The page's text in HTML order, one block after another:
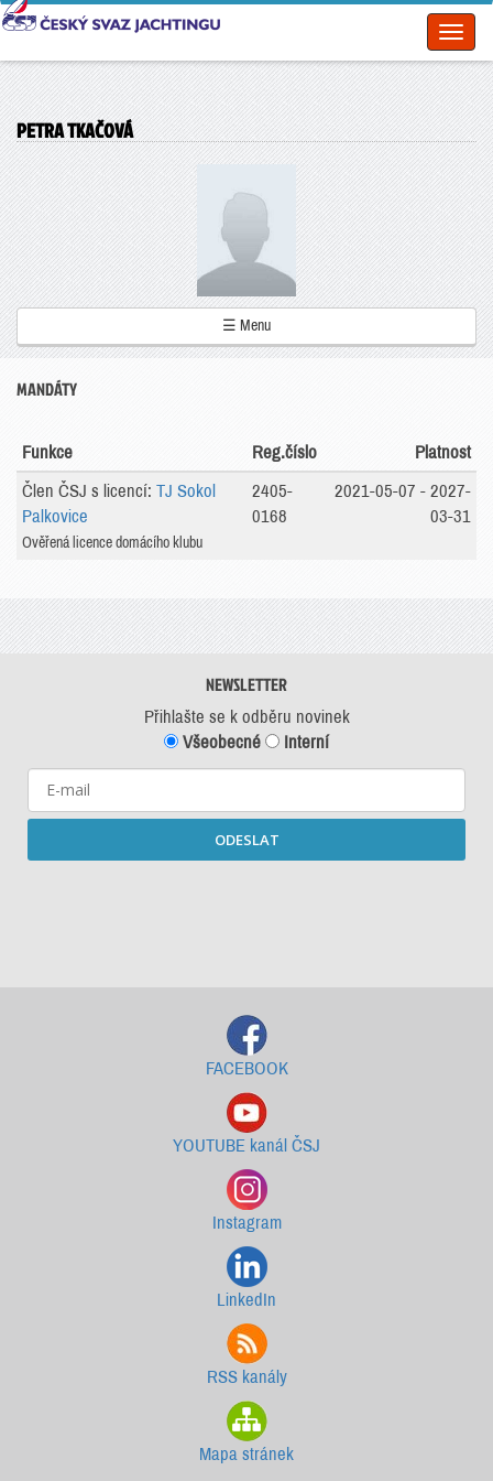
PETRA TKAČOVÁ
☰ Menu
MANDÁTY
Funkce Reg.číslo Platnost
Člen ČSJ s licencí: TJ Sokol
Palkovice
Ověřená licence domácího klubu
2405-
0168
2021-05-07 - 2027-
03-31
NEWSLETTER
Přihlašte se k odběru novinek
Všeobecné
Interní
ODESLAT
FACEBOOK
YOUTUBE kanál ČSJ
Instagram
LinkedIn
RSS kanály
Mapa stránek